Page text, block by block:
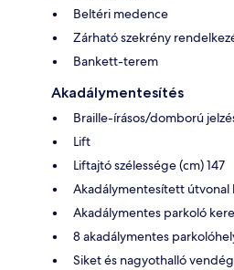
Beltéri medence
Zárható szekrény
Bankett-terem
Akadálymentesítés
Braille-írásos/domború
Lift
Liftajtó szélessége (cm) 147
Akadálymentesített útvonal
Akadálymentes parkoló
8 akadálymentes
Siket és nagyothalló